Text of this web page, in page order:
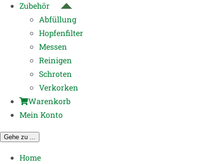
Zubehör
Abfüllung
Hopfenfilter
Messen
Reinigen
Schroten
Verkorken
Warenkorb
Mein Konto
Gehe zu ...
Home